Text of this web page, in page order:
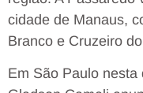
cidade de Manaus,
Branco e Cruzeiro
Em São Paulo